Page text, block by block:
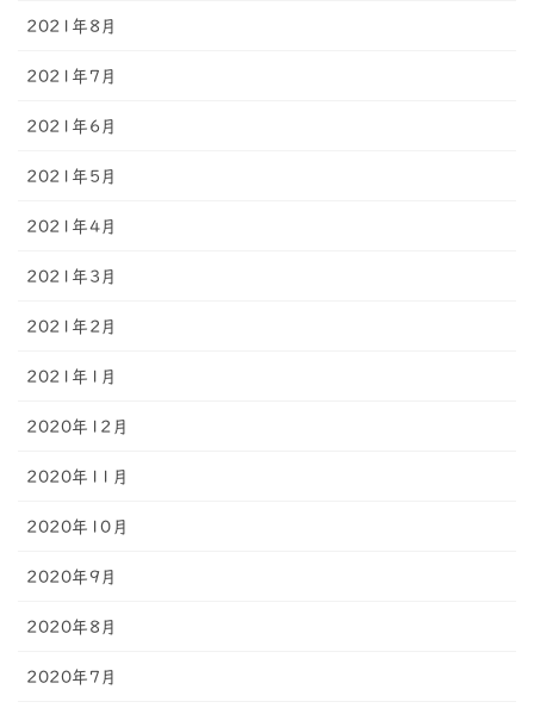
2021年8月
2021年7月
2021年6月
2021年5月
2021年4月
2021年3月
2021年2月
2021年1月
2020年12月
2020年11月
2020年10月
2020年9月
2020年8月
2020年7月